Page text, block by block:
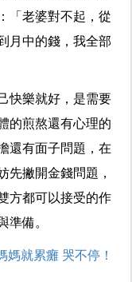
「老婆對不起，從
月中的錢，我全部
快樂就好，是需要
的煎熬還有心理的
還有面子問題，在
先撇開金錢問題，
方都可以接受的作
準備。
媽就累癱 哭不停！